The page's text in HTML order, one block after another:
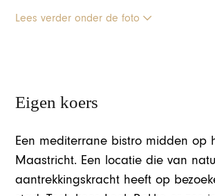
Lees verder onder de foto
Eigen koers
Een mediterrane bistro midden op
Maastricht. Een locatie die van
aantrekkingskracht heeft op